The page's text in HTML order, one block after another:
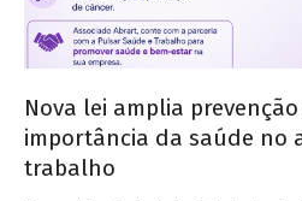
Nova lei amplia
importância da saúde no
trabalho